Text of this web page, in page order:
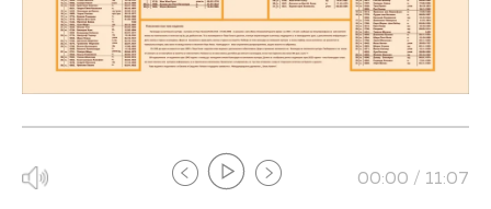
00:00 / 11:07